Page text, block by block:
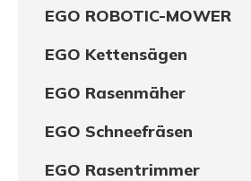
EGO ROBOTIC-MOWER
EGO Kettensägen
EGO Rasenmäher
EGO Schneefräsen
EGO Rasentrimmer